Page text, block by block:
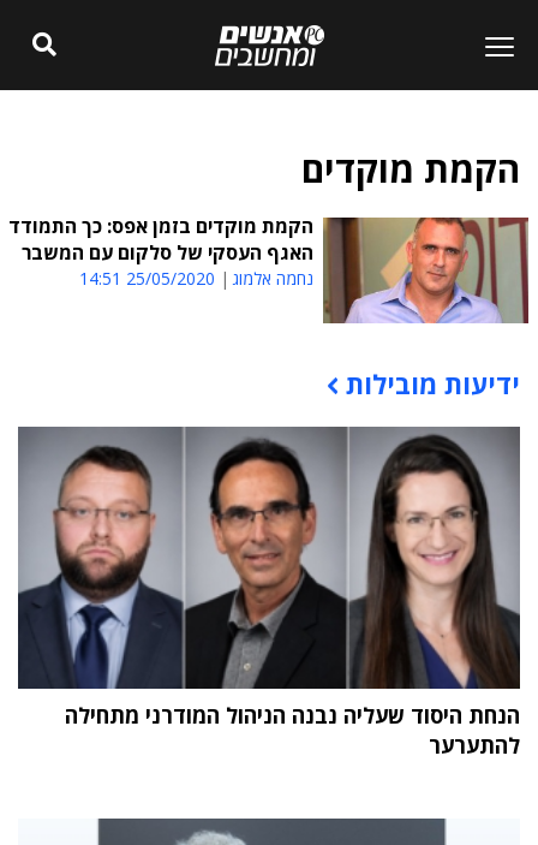
הקמת מוקדים
הקמת מוקדים בזמן אפס: כך התמודד
האגף העסקי של סלקום עם המשבר
נחמה אלמוג 25/05/2020 14:51
תוכן פרסומי
ידיעות מובילות
הנחת היסוד שעליה נבנה הניהול המודרני מתחילה
להתערער